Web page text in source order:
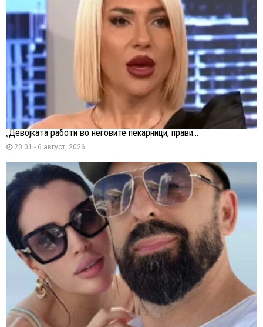
„Девојката работи во неговите пекарници, прави...
20:01 - 6 август, 2026